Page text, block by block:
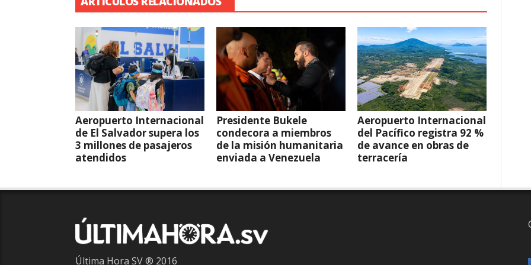
Aeropuerto Internacional
de El Salvador supera los
3 millones de pasajeros
atendidos
Presidente Bukele
condecora a miembros
de la misión humanitaria
enviada a Venezuela
Aeropuerto Internacional
del Pacífico registra 92 %
de avance en obras de
terracería
Última Hora SV ® 2016